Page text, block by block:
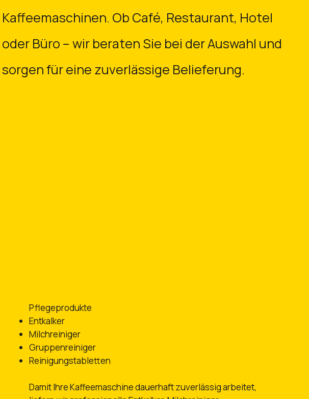
Kaffeemaschinen. Ob Café, Restaurant, Hotel
oder Büro – wir beraten Sie bei der Auswahl und
sorgen für eine zuverlässige Belieferung.
Pflegeprodukte
Entkalker
Milchreiniger
Gruppenreiniger
Reinigungstabletten
Damit Ihre Kaffeemaschine dauerhaft zuverlässig arbeitet,